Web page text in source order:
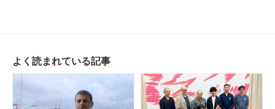
よく読まれている記事